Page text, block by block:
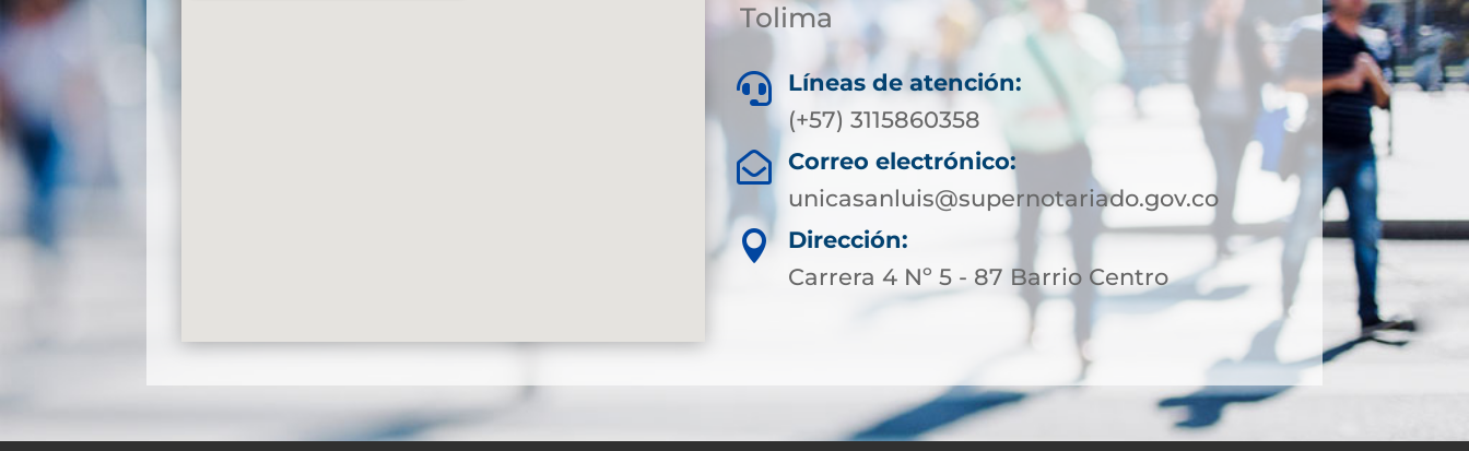
Tolima

Líneas de atención:
(+57) 3115860358

Correo electrónico:
unicasanluis@supernotariado.gov.co

Dirección:
Carrera 4 Nº 5 - 87 Barrio Centro